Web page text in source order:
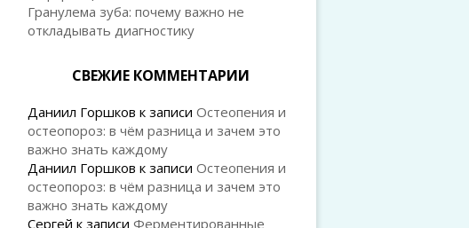
Гранулема зуба: почему важно не
откладывать диагностику
СВЕЖИЕ КОММЕНТАРИИ
Даниил Горшков к записи Остеопения и
остеопороз: в чём разница и зачем это
важно знать каждому
Даниил Горшков к записи Остеопения и
остеопороз: в чём разница и зачем это
важно знать каждому
Сергей к записи Ферментированные